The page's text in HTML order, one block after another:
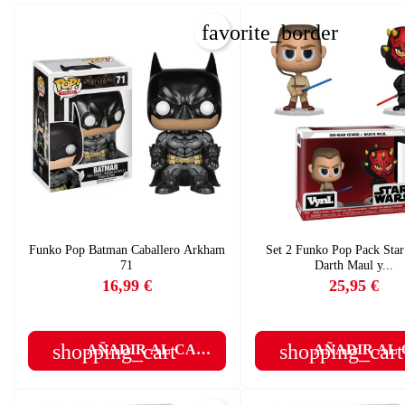
Funko Pop Batman Caballero Arkham
71
Precio
16,99 €
shopping_cart
AÑADIR AL CARRITO
favorite_border
Set 2 Funko Pop Pack
Darth Maul y...
Precio
25,95 €
shopping_cart
AÑADIR AL